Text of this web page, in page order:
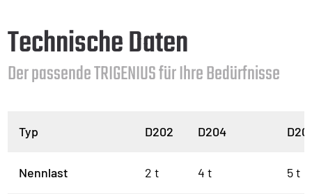
Technische Daten
Der passende TRIGENIUS für Ihre Bedürfnisse
Typ D202 D204
Nennlast 2 t 4 t 5 t